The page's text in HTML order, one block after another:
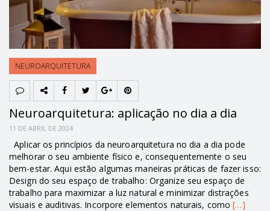
NEUROARQUITETURA
Neuroarquitetura: aplicação no dia a dia
11 DE ABRIL DE 2024
Aplicar os princípios da neuroarquitetura no dia a dia pode
melhorar o seu ambiente físico e, consequentemente o seu
bem-estar. Aqui estão algumas maneiras práticas de fazer isso:
Design do seu espaço de trabalho: Organize seu espaço de
trabalho para maximizar a luz natural e minimizar distrações
visuais e auditivas. Incorpore elementos naturais, como[…]